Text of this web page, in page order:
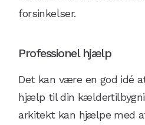
forsinkelser.
Professionel hjælp
Det kan være en god idé
hjælp til din
arkitekt kan hjælpe med